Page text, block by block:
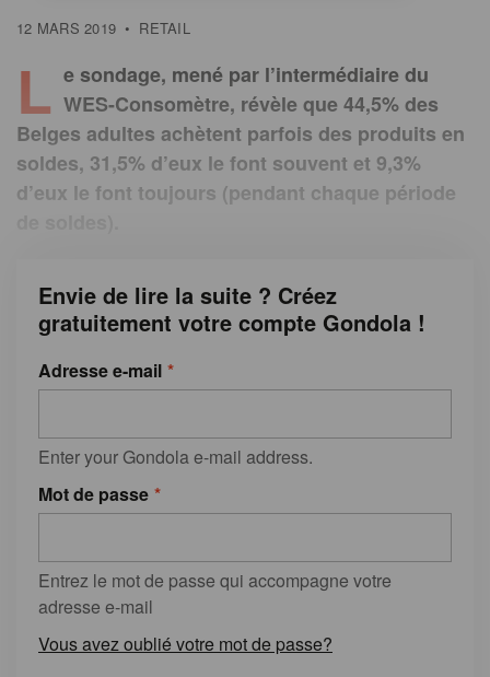
12 MARS 2019 • RETAIL
L e sondage, mené par l’intermédiaire du
WES-Consomètre, révèle que 44,5% des
Belges adultes achètent parfois des produits en
soldes, 31,5% d’eux le font souvent et 9,3%
d’eux le font toujours (pendant chaque période
Envie de lire la suite ? Créez
gratuitement votre compte Gondola !
Adresse e-mail
Enter your Gondola e-mail address.
Mot de passe
Entrez le mot de passe qui accompagne votre
adresse e-mail
Vous avez oublié votre mot de passe?